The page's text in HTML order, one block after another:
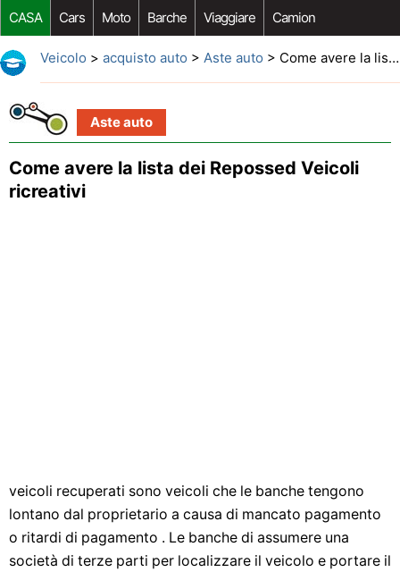
CASA Cars Moto Barche Viaggiare Camion
Riparazione Auto Acquisto Auto Car Opzioni Aftermarket
Veicolo > acquisto auto > Aste auto > Come avere la lista dei Repossed Veicoli ricreativi
Aste auto
Come avere la lista dei Repossed Veicoli
ricreativi
veicoli recuperati sono veicoli che le banche tengono
lontano dal proprietario a causa di mancato pagamento
o ritardi di pagamento . Le banche di assumere una
società di terze parti per localizzare il veicolo e portare il